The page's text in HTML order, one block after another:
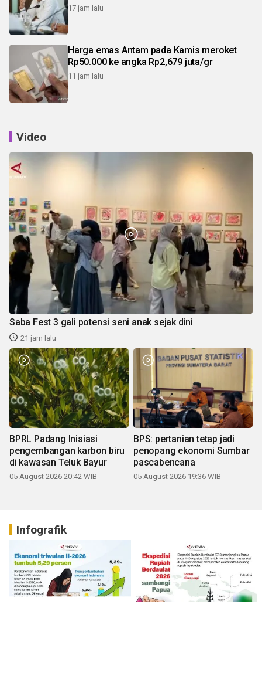
17 jam lalu
Harga emas Antam pada Kamis meroket
Rp50.000 ke angka Rp2,679 juta/gr
11 jam lalu
Video
Saba Fest 3 gali potensi seni anak sejak dini
21 jam lalu
BPRL Padang Inisiasi
pengembangan karbon biru
di kawasan Teluk Bayur
05 August 2026 20:42 WIB
BPS: pertanian tetap jadi
penopang ekonomi Sumbar
pascabencana
05 August 2026 19:36 WIB
Infografik